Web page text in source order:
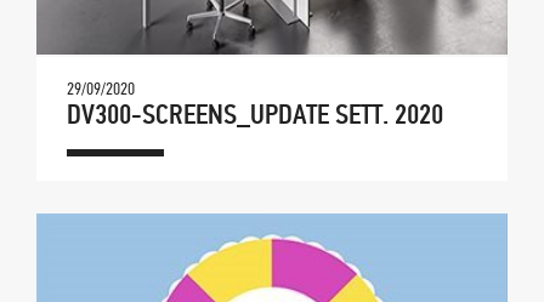
29/09/2020
DV300-SCREENS_UPDATE SETT. 2020